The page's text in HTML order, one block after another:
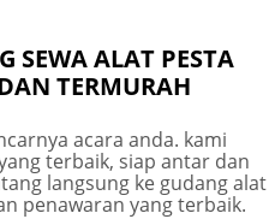
SEWA ALAT PESTA
TERMURAH
acara anda. kami
terbaik, siap antar dan
langsung ke gudang alat
penawaran yang terbaik.